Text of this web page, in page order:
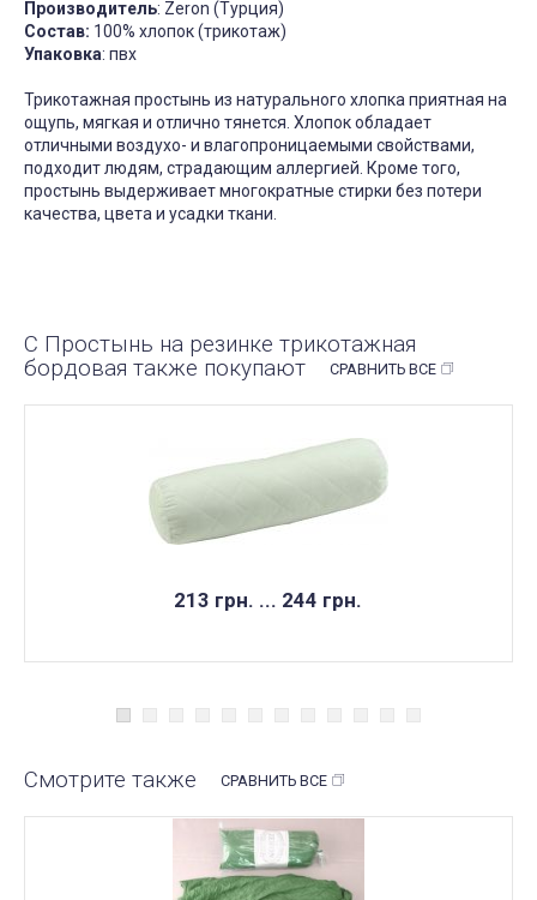
Производитель: Zeron (Турция)
Состав: 100% хлопок (трикотаж)
Упаковка: пвх
Трикотажная простынь из натурального хлопка приятная на
ощупь, мягкая и отлично тянется. Хлопок обладает
отличными воздухо- и влагопроницаемыми свойствами,
подходит людям, страдающим аллергией. Кроме того,
простынь выдерживает многократные стирки без потери
качества, цвета и усадки ткани.
С Простынь на резинке трикотажная
бордовая также покупают
СРАВНИТЬ ВСЕ
213 грн. ... 244 грн.
Смотрите также СРАВНИТЬ ВСЕ